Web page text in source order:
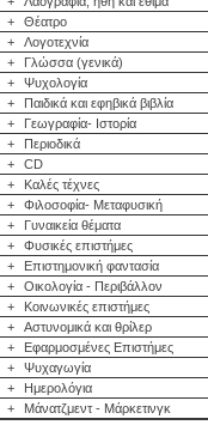
+
Θέατρο
+
Λογοτεχνία
+
Γλώσσα (γενικά)
+
Ψυχολογία
+
Παιδικά και εφηβικά βιβλία
+
Γεωγραφία- Ιστορία
+
Περιοδικά
+
CD
+
Καλές τέχνες
+
Φιλοσοφία- Μεταφυσική
+
Γυναικεία θέματα
+
Φυσικές επιστήμες
+
Επιστημονική φαντασία
+
Οικολογία - Περιβάλλον
+
Κοινωνικές επιστήμες
+
Αστυνομικά και θρίλερ
+
Εφαρμοσμένες Επιστήμες
+
Ψυχαγωγία
+
Ημερολόγια
+
Μάνατζμεντ - Μάρκετινγκ